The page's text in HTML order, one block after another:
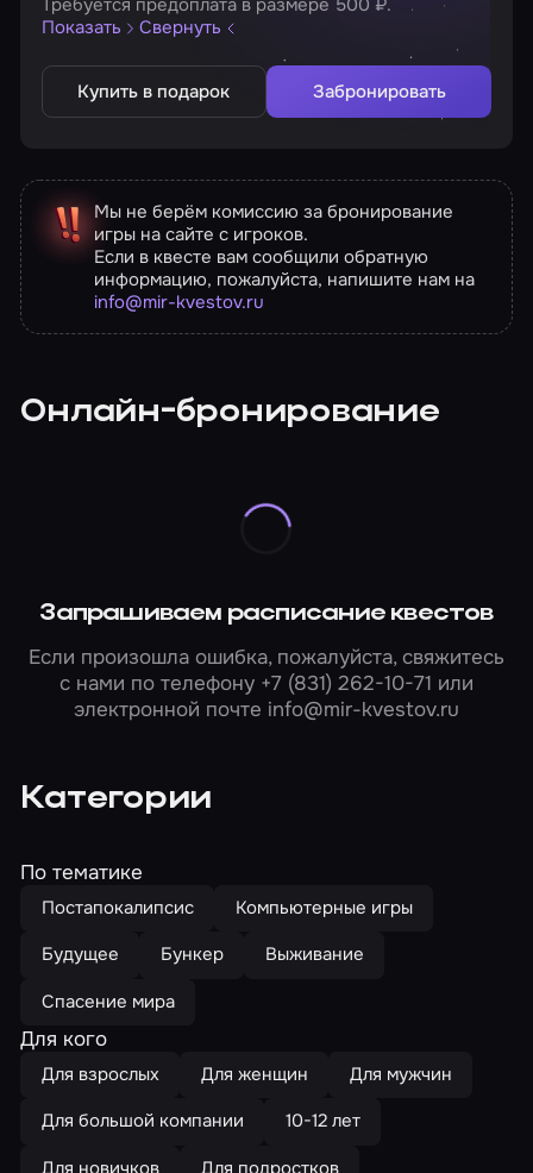
Показать
Свернуть
Купить в подарок Забронировать
Мы не берём комиссию за бронирование
игры на сайте с игроков.
Если в квесте вам сообщили обратную
информацию, пожалуйста, напишите нам на
info@mir-kvestov.ru
Онлайн-бронирование
Запрашиваем расписание квестов
Если произошла ошибка, пожалуйста, свяжитесь
с нами по телефону +7 (831) 262-10-71 или
электронной почте info@mir-kvestov.ru
Категории
По тематике
Постапокалипсис
Компьютерные игры
Будущее
Бункер
Выживание
Спасение мира
Для кого
Для взрослых Для женщин
Для мужчин
Для большой компании
10-12 лет
Для новичков
Для подростков